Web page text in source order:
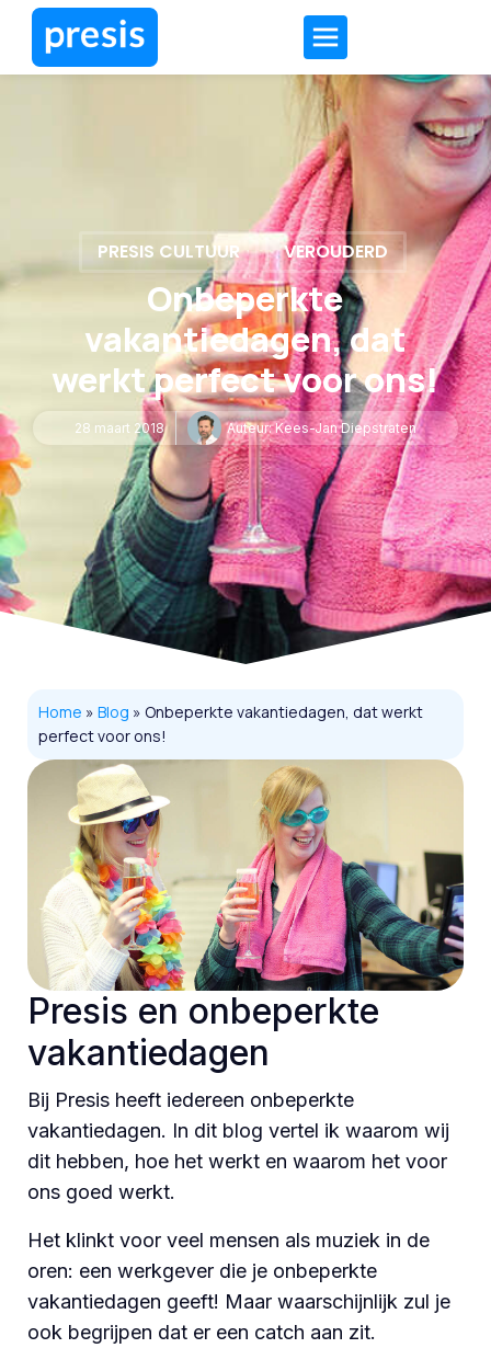
PRESIS CULTUUR VEROUDERD
Onbeperkte
vakantiedagen, dat
werkt perfect voor ons!
28 maart 2018 Auteur:Kees-Jan Diepstraten
Home » Blog » Onbeperkte vakantiedagen, dat werkt
perfect voor ons!
Presis en onbeperkte
vakantiedagen
Bij Presis heeft iedereen onbeperkte
vakantiedagen. In dit blog vertel ik waarom wij
dit hebben, hoe het werkt en waarom het voor
ons goed werkt.
Het klinkt voor veel mensen als muziek in de
oren: een werkgever die je onbeperkte
vakantiedagen geeft! Maar waarschijnlijk zul je
ook begrijpen dat er een catch aan zit.